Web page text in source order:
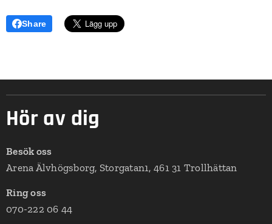
Share
Hör av dig
Besök oss
Arena Älvhögsborg, Storgatan1, 461 31 Trollhättan
Ring oss
070-222 06 44